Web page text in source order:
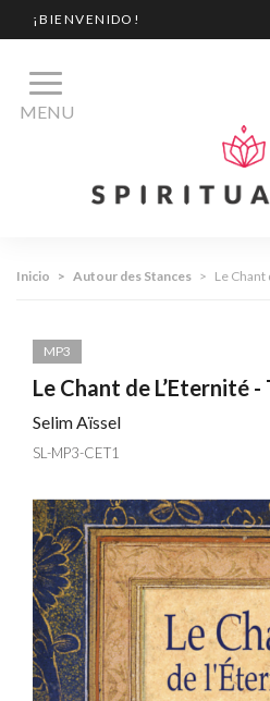
¡BIENVENIDO!
MENU
Inicio > Autour des Stances > Le Chant
MP3
Le Chant de L’Eternité -
Selim Aïssel
SL-MP3-CET1